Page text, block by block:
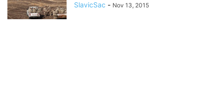
SlavicSac - Nov 13, 2015